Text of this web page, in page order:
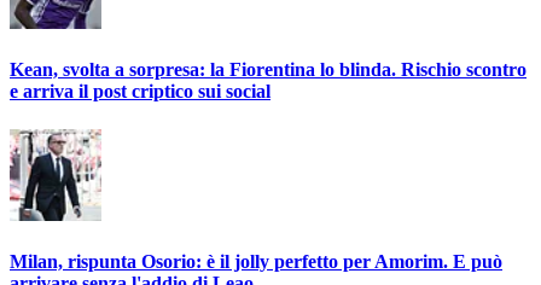
Kean, svolta a sorpresa: la Fiorentina lo blinda. Rischio scontro
e arriva il post criptico sui social
Milan, rispunta Osorio: è il jolly perfetto per Amorim. E può